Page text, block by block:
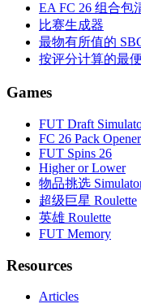
EA FC 26 组合包
比赛生成器
最物有所值的
按评分计算的最
Games
FUT Draft
FC 26 Pack Opener
FUT Spins 26
Higher or Lower
物品挑选
超级巨星 Roulette
英雄 Roulette
FUT Memory
Resources
Articles